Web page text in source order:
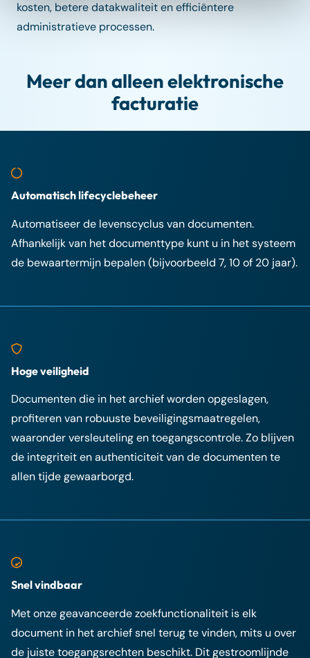
kosten, betere datakwaliteit en efficiëntere
administratieve processen.
Meer dan alleen elektronische
facturatie
Automatisch lifecyclebeheer
Automatiseer de levenscyclus van documenten.
Afhankelijk van het documenttype kunt u in het systeem
de bewaartermijn bepalen (bijvoorbeeld 7, 10 of 20 jaar).
Hoge veiligheid
Documenten die in het archief worden opgeslagen,
profiteren van robuuste beveiligingsmaatregelen,
waaronder versleuteling en toegangscontrole. Zo blijven
de integriteit en authenticiteit van de documenten te
allen tijde gewaarborgd.
Snel vindbaar
Met onze geavanceerde zoekfunctionaliteit is elk
document in het archief snel terug te vinden, mits u over
de juiste toegangsrechten beschikt. Dit gestroomlijnde